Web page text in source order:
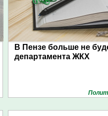
В Пензе больше не
департамента ЖКХ